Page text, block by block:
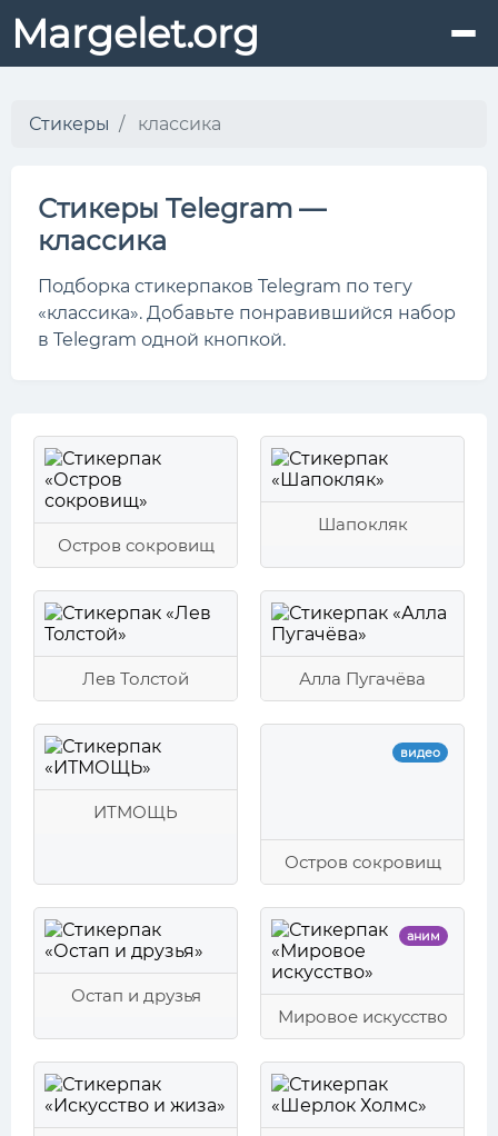
Margelet.org
Стикеры классика
Стикеры Telegram —
классика
Подборка стикерпаков Telegram по тегу
«классика». Добавьте понравившийся набор
в Telegram одной кнопкой.
Остров сокровищ
Шапокляк
Лев Толстой Алла Пугачёва
ИТМОЩЬ
видео
Остров сокровищ
Остап и друзья
аним
Мировое искусство